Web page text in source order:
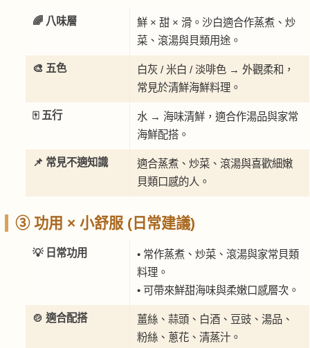
🌈 八味層
鮮 × 甜 × 滑。沙白適合作蒸煮、炒
菜、滾湯與貝類用途。
🎨 五色
白灰 / 米白 / 淡啡色 → 外觀柔和，
常見於清鮮海鮮料理。
🀄 五行
水 → 海味清鮮，適合作湯品與家常
海鮮配搭。
📌 常見不適知識
適合蒸煮、炒菜、滾湯與喜歡細嫩
貝類口感的人。
③ 功用 × 小舒服 (日常建議)
💡 日常功用
• 常作蒸煮、炒菜、滾湯與家常貝類
料理。
• 可帶來鮮甜海味與柔嫩口感層次。
🍲 適合配搭
薑絲、蒜頭、白酒、豆豉、湯品、
粉絲、蔥花、清蒸汁。